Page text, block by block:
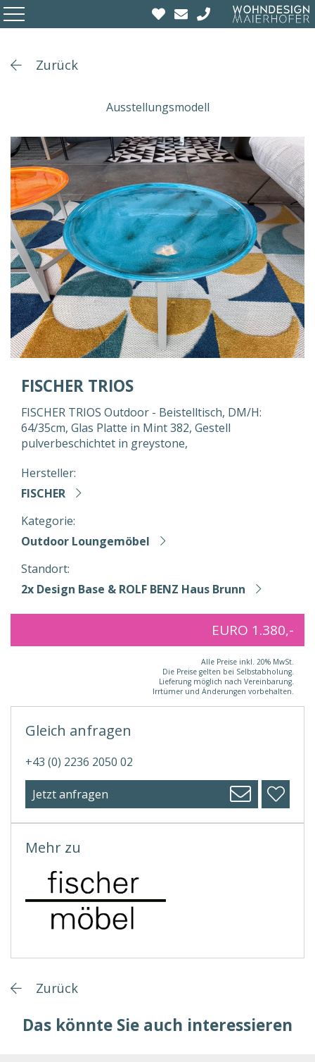
Zurück
Ausstellungsmodell
FISCHER TRIOS
FISCHER TRIOS Outdoor - Beistelltisch, DM/H:
64/35cm, Glas Platte in Mint 382, Gestell
pulverbeschichtet in greystone,
Hersteller:
FISCHER
Kategorie:
Outdoor Loungemöbel
Standort:
2x Design Base & ROLF BENZ Haus Brunn
EURO 1.380,-
Alle Preise inkl. 20% MwSt.
Die Preise gelten bei Selbstabholung.
Lieferung möglich nach Vereinbarung.
Irrtümer und Änderungen vorbehalten.
Mehr zu
Gleich anfragen
+43 (0) 2236 2050 02
Jetzt anfragen
Zurück
Das könnte Sie auch interessieren